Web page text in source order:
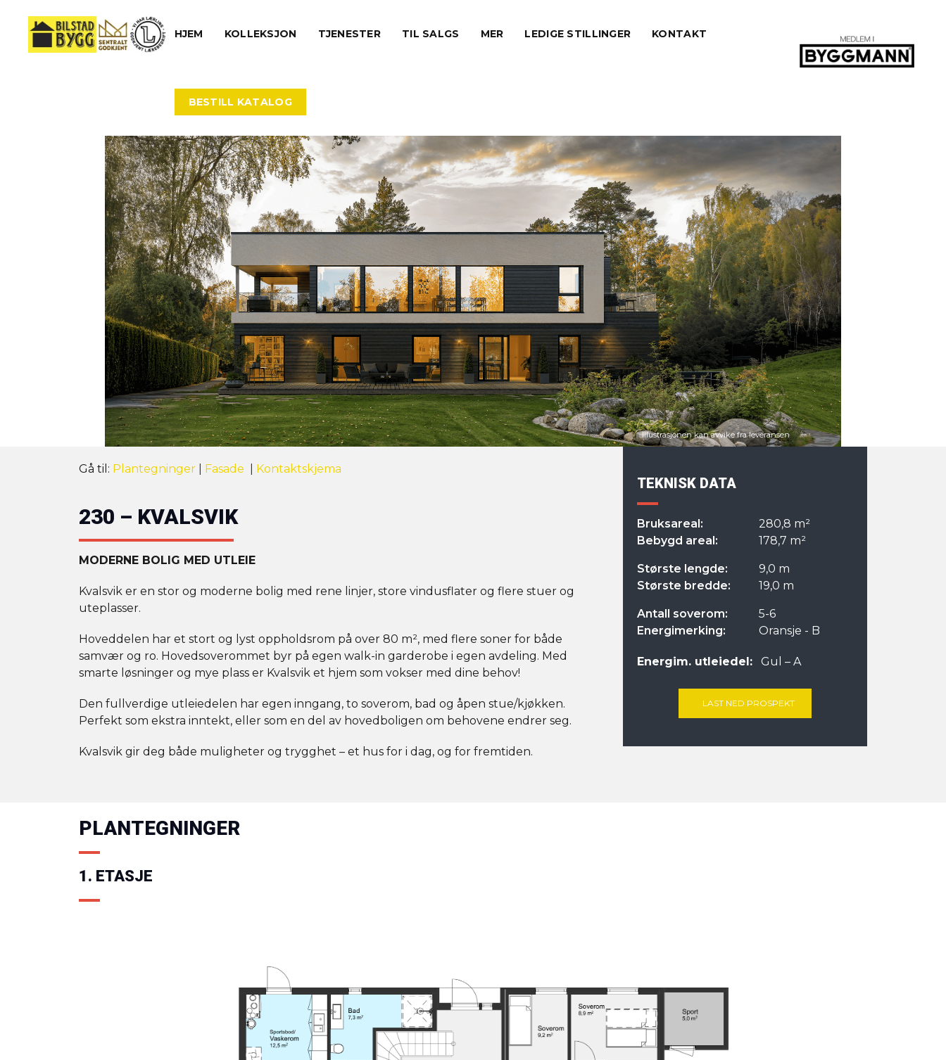
HJEM KOLLEKSJON TJENESTER TIL SALGS MER LEDIGE STILLINGER KONTAKT
BESTILL KATALOG
Gå til: Plantegninger Fasade Kontaktskjema
230 – KVALSVIK
MODERNE BOLIG MED UTLEIE
Kvalsvik er en stor og moderne bolig med rene linjer, store vindusflater og flere stuer og
uteplasser.
Hoveddelen har et stort og lyst oppholdsrom på over 80 m², med flere soner for både
samvær og ro. Hovedsoverommet byr på egen walk-in garderobe i egen avdeling. Med
smarte løsninger og mye plass er Kvalsvik et hjem som vokser med dine behov!
Den fullverdige utleiedelen har egen inngang, to soverom, bad og åpen stue/kjøkken.
Perfekt som ekstra inntekt, eller som en del av hovedboligen om behovene endrer seg.
Kvalsvik gir deg både muligheter og trygghet – et hus for i dag, og for fremtiden.
TEKNISK DATA
Bruksareal:
280,8 m²
Bebygd areal:
178,7 m²
Største lengde:
9,0 m
Største bredde:
19,0 m
Antall soverom:
5-6
Energimerking:
Oransje - B
Energim. utleiedel: Gul – A
LAST NED PROSPEKT
PLANTEGNINGER
1. ETASJE